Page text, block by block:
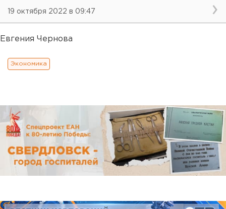
19 октября 2022 в 09:47
Евгения Чернова
Экономика